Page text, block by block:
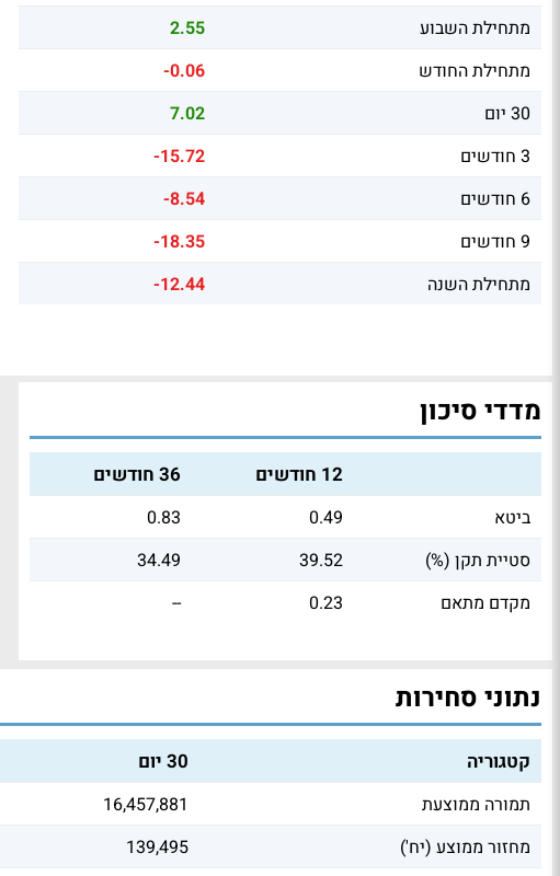
מתחילת השבוע
2.55
מתחילת החודש
-0.06
30 יום
7.02
3 חודשים
-15.72
6 חודשים
-8.54
9 חודשים
-18.35
מתחילת השנה
-12.44
מדדי סיכון
12 חודשים 36 חודשים
ביטא 0.49
0.83
סטיית תקן (%)
39.52
34.49
מקדם מתאם
0.23
--
נתוני סחירות
קטגוריה 30 יום
תמורה ממוצעת 16,457,881
מחזור ממוצע (יח')
139,495